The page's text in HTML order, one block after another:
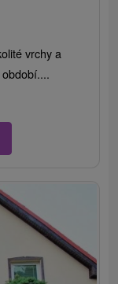
vrchy a